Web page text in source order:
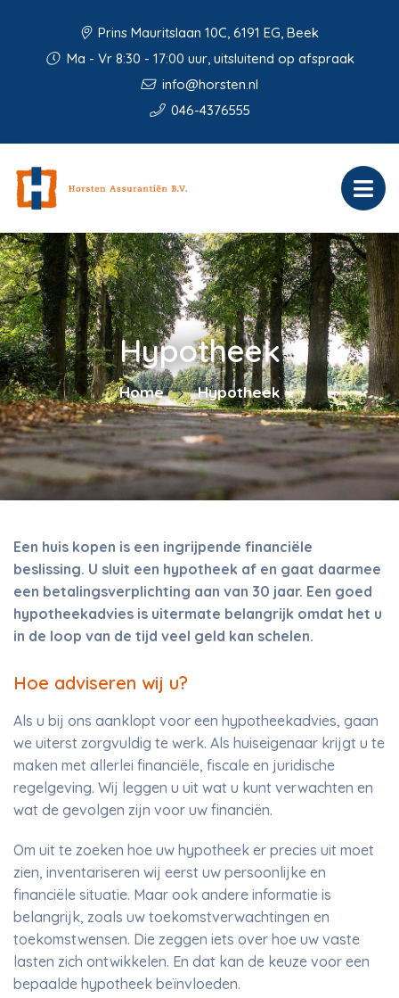
Prins Mauritslaan 10C, 6191 EG, Beek
Ma - Vr 8:30 - 17:00 uur, uitsluitend op afspraak
info@horsten.nl
046-4376555
Hypotheek
Home Hypotheek
Een huis kopen is een ingrijpende financiële
beslissing. U sluit een hypotheek af en gaat daarmee
een betalingsverplichting aan van 30 jaar. Een goed
hypotheekadvies is uitermate belangrijk omdat het u
in de loop van de tijd veel geld kan schelen.
Hoe adviseren wij u?
Als u bij ons aanklopt voor een hypotheekadvies, gaan
we uiterst zorgvuldig te werk. Als huiseigenaar krijgt u te
maken met allerlei financiële, fiscale en juridische
regelgeving. Wij leggen u uit wat u kunt verwachten en
wat de gevolgen zijn voor uw financiën.
Om uit te zoeken hoe uw hypotheek er precies uit moet
zien, inventariseren wij eerst uw persoonlijke en
financiële situatie. Maar ook andere informatie is
belangrijk, zoals uw toekomstverwachtingen en
toekomstwensen. Die zeggen iets over hoe uw vaste
lasten zich ontwikkelen. En dat kan de keuze voor een
bepaalde hypotheek beïnvloeden.